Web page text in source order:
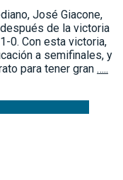
José Giacone,
de la victoria
0. Con esta victoria,
a semifinales, y
para tener gran …..